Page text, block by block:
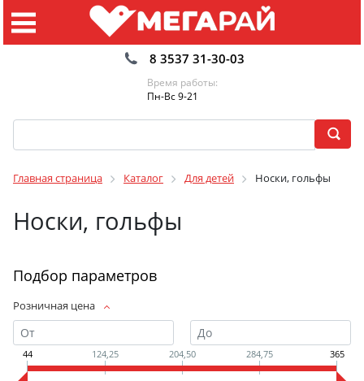
8 3537 31-30-03
Время работы:
Пн-Вс 9-21
Главная страница Каталог Для детей Носки, гольфы
Носки, гольфы
Подбор параметров
Розничная цена
44 124,25 204,50 284,75 365